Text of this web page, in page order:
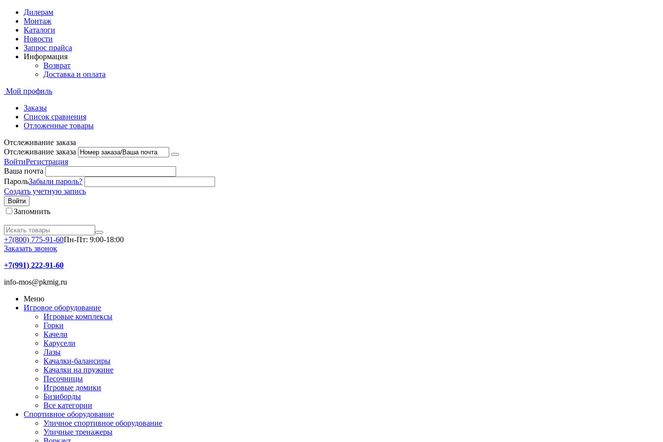
Дилерам
Монтаж
Каталоги
Новости
Запрос прайса
Информация
Возврат
Доставка и оплата
Мой профиль
Заказы
Список сравнения
Отложенные товары
Отслеживание заказа
Отслеживание заказа
ВойтиРегистрация
Ваша почта
ПарольЗабыли пароль?
Создать учетную запись
Войти
Запомнить
+7(800) 775-91-60Пн-Пт: 9:00-18:00
Заказать звонок
+7(991) 222-91-60
info-mos@pkmig.ru
Меню
Игровое оборудование
Игровые комплексы
Горки
Качели
Карусели
Лазы
Качалки-балансиры
Качалки на пружине
Песочницы
Игровые домики
Бизиборды
Все категории
Спортивное оборудование
Уличное спортивное оборудование
Уличные тренажеры